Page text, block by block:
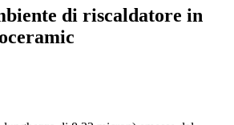
di riscaldatore in